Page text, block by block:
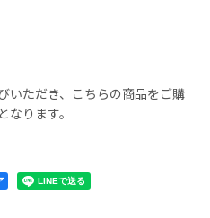
いただき、こちらの商品をご購
ります。